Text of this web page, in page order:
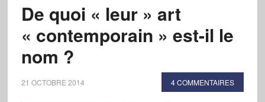
De quoi « leur » art
« contemporain » est-il le
nom ?
21 OCTOBRE 2014 4 COMMENTAIRES